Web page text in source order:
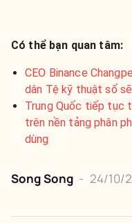
Có thể bạn quan tâm:
CEO Binance
dân Tệ kỹ thuật số
Trung Quốc tiếp tục
trên nền tảng phân
dùng
Song Song - 24/10/